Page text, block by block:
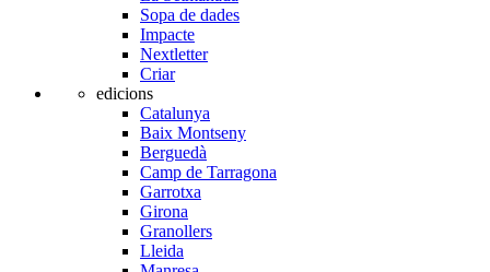
Sopa de dades
Impacte
Nextletter
Criar
edicions
Catalunya
Baix Montseny
Berguedà
Camp de Tarragona
Garrotxa
Girona
Granollers
Lleida